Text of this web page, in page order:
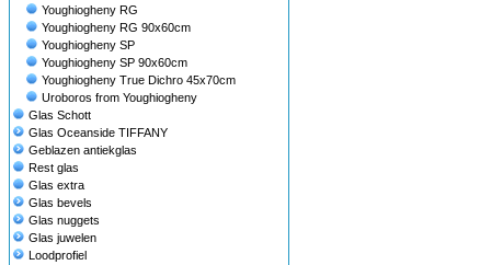
Youghiogheny RG
Youghiogheny RG 90x60cm
Youghiogheny SP
Youghiogheny SP 90x60cm
Youghiogheny True Dichro 45x70cm
Uroboros from Youghiogheny
Glas Schott
Glas Oceanside TIFFANY
Geblazen antiekglas
Rest glas
Glas extra
Glas bevels
Glas nuggets
Glas juwelen
Loodprofiel